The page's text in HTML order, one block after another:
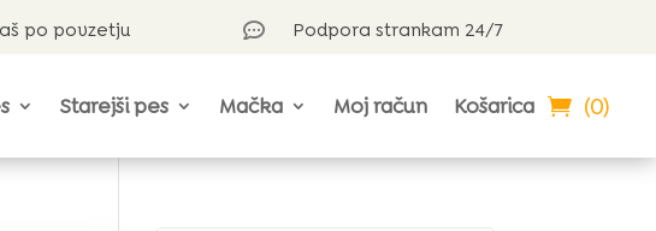
po povzetju  Podpora strankam 24/7
Starejši pes Mačka Moj račun Košarica (0)